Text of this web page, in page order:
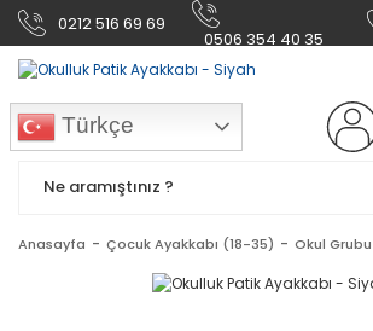
0212 516 69 69
0506 354 40 35
Türkçe
Anasayfa Çocuk Ayakkabı (18-35) Okul Grubu